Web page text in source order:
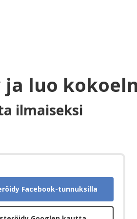
luo
ilmaiseksi
Facebook-tunnuksilla